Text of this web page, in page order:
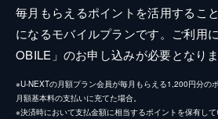
毎月もらえるポイントを活用するこ
になるモバイルプランです。ご利用
OBILE」のお申し込みが必要となりま
※U-NEXTの月額プラン会員が毎月もらえる1,200円分の
月額基本料の支払いに充てた場合。
※決済時において支払金額に相当するポイントを保有し